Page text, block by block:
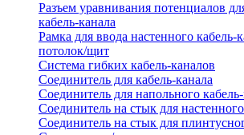
Разъем уравнивания потенциалов
кабель-канала
Рамка для ввода настенного кабель-
потолок/щит
Система гибких кабель-каналов
Соединитель для кабель-канала
Соединитель для напольного
Соединитель на стык для
Соединитель на стык для